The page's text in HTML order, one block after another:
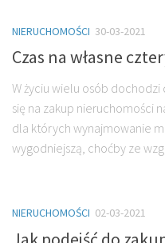
NIERUCHOMOŚCI 30-03-2021
Czas na własne
W życiu wielu osób
się na zakup nieruchomości
dla których wynajmowanie
wygodniejszą, choćby ze
NIERUCHOMOŚCI 02-03-2021